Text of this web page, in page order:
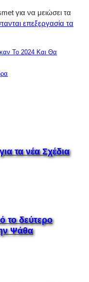
για να μειώσει τα
επεξεργασία τα
Το 2024 Και Θα
τα νέα Σχέδια
το δεύτερο
Ψάθα